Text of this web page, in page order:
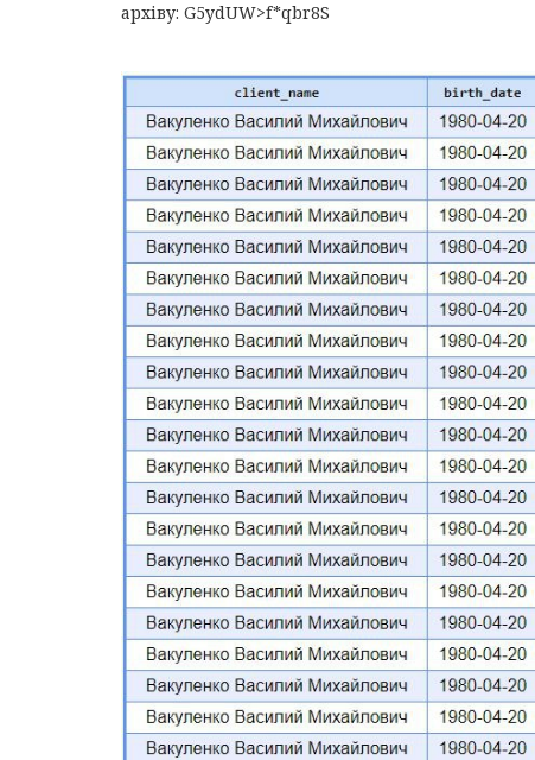
архіву: G5ydUW>f*qbr8S